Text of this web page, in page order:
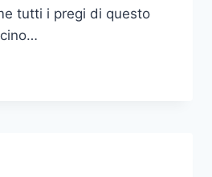
tutti i pregi di questo